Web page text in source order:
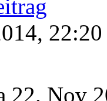
22:20
22. Nov